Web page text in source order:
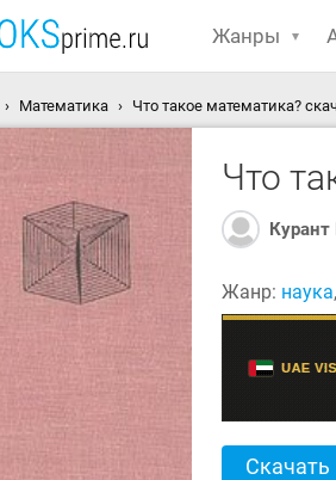
Жанры
Математика Что такое математика?
Что
Жанр: наука,
Скачать